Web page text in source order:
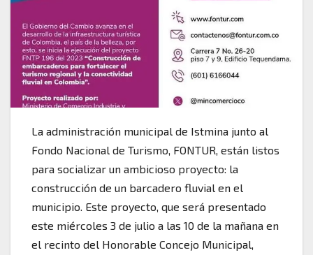
La administración municipal de Istmina junto al
Fondo Nacional de Turismo, FONTUR, están listos
para socializar un ambicioso proyecto: la
construcción de un barcadero fluvial en el
municipio. Este proyecto, que será presentado
este miércoles 3 de julio a las 10 de la mañana en
el recinto del Honorable Concejo Municipal,